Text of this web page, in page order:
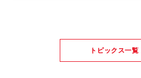
トピックス一覧